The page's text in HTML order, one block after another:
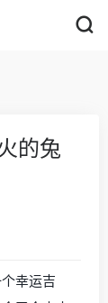
的兔
幸运吉